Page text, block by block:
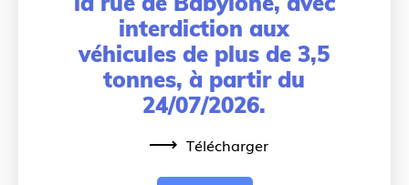
interdiction aux
véhicules de plus de 3,5
tonnes, à partir du
24/07/2026.
Télécharger